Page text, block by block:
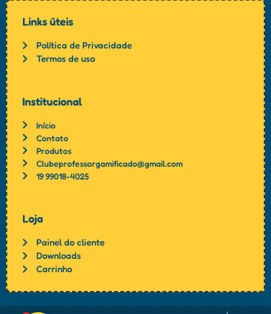
Links úteis
Política de Privacidade
Termos de uso
Institucional
Início
Contato
Produtos
Clubeprofessorgamificado@gmail.com
19 99018-4025
Loja
Painel do cliente
Downloads
Carrinho